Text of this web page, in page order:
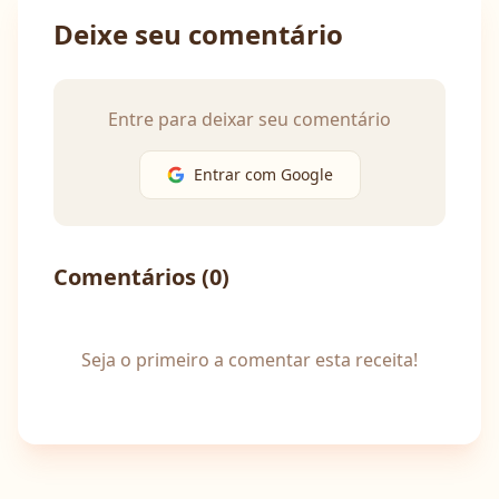
Deixe seu comentário
Entre para deixar seu comentário
Entrar com Google
Comentários (0)
Seja o primeiro a comentar esta receita!